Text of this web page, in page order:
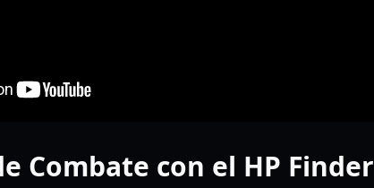
Combate con el HP Finder